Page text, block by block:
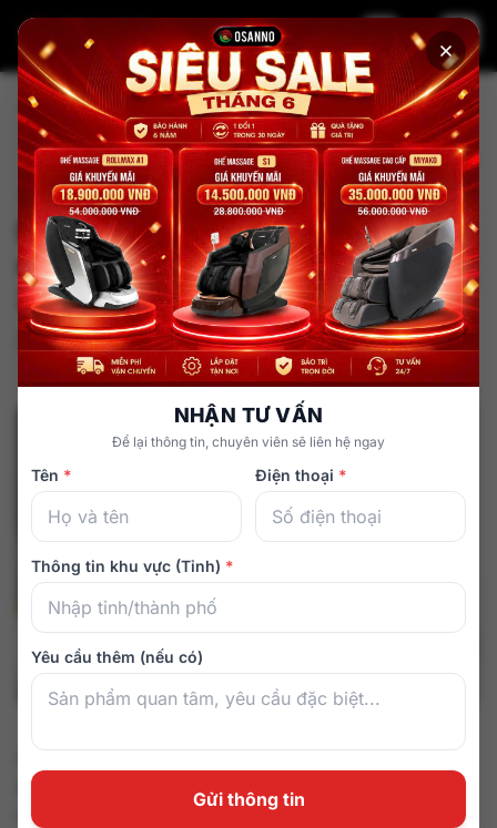
Trang chủ
Tin tức
Diễn viễn Minh Nhí thích thú trải nghiệm ghế massage
Osanno Os 200
Người nổi tiếng lựa chọn
Diễn viễn Minh Nhí thích thú trải
nghiệm ghế massage Osanno Os
200
admin13 tháng 9, 2025
quan tâm và ủng hộ. Và lần này Osanno rất vui khi được
diễn viên Minh Nhí tin tưởng lựa chọn ghế massage
NHẬN TƯ VẤN
Để lại thông tin, chuyên viên sẽ liên hệ ngay
Tên * Điện thoại *
Thông tin khu vực (Tỉnh) *
Yêu cầu thêm (nếu có)
Gửi thông tin